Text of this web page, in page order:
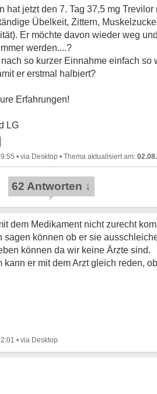
hat jetzt den 7. Tag 37,5 mg
Übelkeit, Zittern,
Er möchte davon wieder weg
werden....?
so kurzer Einnahme einfach
er erstmal halbiert?
Erfahrungen!
LG
• •
62 Antworten ↓
dem Medikament nicht zurecht
sagen können ob er sie
können da wir keine Ärzte sind.
kann er mit dem Arzt gleich reden,
•